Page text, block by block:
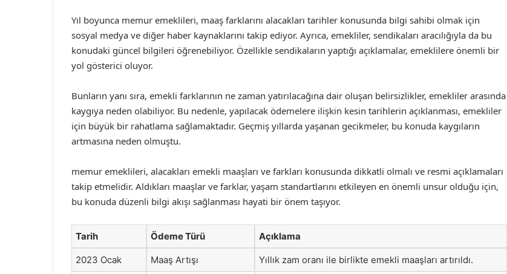
Yıl boyunca memur emeklileri, maaş farklarını alacakları tarihler konusunda bilgi sahibi olmak için
sosyal medya ve diğer haber kaynaklarını takip ediyor. Ayrıca, emekliler, sendikaları aracılığıyla da bu
konudaki güncel bilgileri öğrenebiliyor. Özellikle sendikaların yaptığı açıklamalar, emeklilere önemli bir
yol gösterici oluyor.
Bunların yanı sıra, emekli farklarının ne zaman yatırılacağına dair oluşan belirsizlikler, emekliler arasında
kaygıya neden olabiliyor. Bu nedenle, yapılacak ödemelere ilişkin kesin tarihlerin açıklanması, emekliler
için büyük bir rahatlama sağlamaktadır. Geçmiş yıllarda yaşanan gecikmeler, bu konuda kaygıların
artmasına neden olmuştu.
memur emeklileri, alacakları emekli maaşları ve farkları konusunda dikkatli olmalı ve resmi açıklamaları
takip etmelidir. Aldıkları maaşlar ve farklar, yaşam standartlarını etkileyen en önemli unsur olduğu için,
bu konuda düzenli bilgi akışı sağlanması hayati bir önem taşıyor.
Tarih Ödeme Türü Açıklama
2023 Ocak Maaş Artışı Yıllık zam oranı ile birlikte emekli maaşları artırıldı.